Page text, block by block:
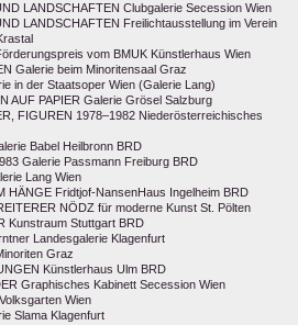
LANDSCHAFTEN Clubgalerie Secession Wien
LANDSCHAFTEN Freilichtausstellung im Verein
vom BMUK Künstlerhaus Wien
Galerie beim Minoritensaal Graz
in der Staatsoper Wien (Galerie Lang)
AUF PAPIER Galerie Grösel Salzburg
FIGUREN 1978–1982 Niederösterreichisches
Babel Heilbronn BRD
Galerie Passmann Freiburg BRD
Lang Wien
HÄNGE Fridtjof-NansenHaus Ingelheim BRD
NÖDZ für moderne Kunst St. Pölten
Kunstraum Stuttgart BRD
Landesgalerie Klagenfurt
Graz
Künstlerhaus Ulm BRD
Graphisches Kabinett Secession Wien
Wien
Slama Klagenfurt